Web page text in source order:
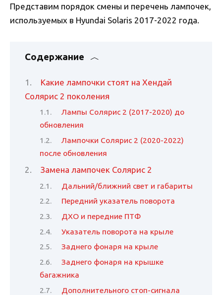
Представим порядок смены и перечень лампочек,
используемых в Hyundai Solaris 2017-2022 года.
Содержание
Какие лампочки стоят на Хендай
Солярис 2 поколения
Лампы Солярис 2 (2017-2020) до
обновления
Лампочки Солярис 2 (2020-2022)
после обновления
Замена лампочек Солярис 2
Дальний/ближний свет и габариты
Передний указатель поворота
ДХО и передние ПТФ
Указатель поворота на крыле
Заднего фонаря на крыле
Заднего фонаря на крышке
багажника
Дополнительного стоп-сигнала